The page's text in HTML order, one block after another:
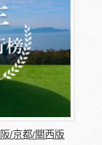
/京都/關西版